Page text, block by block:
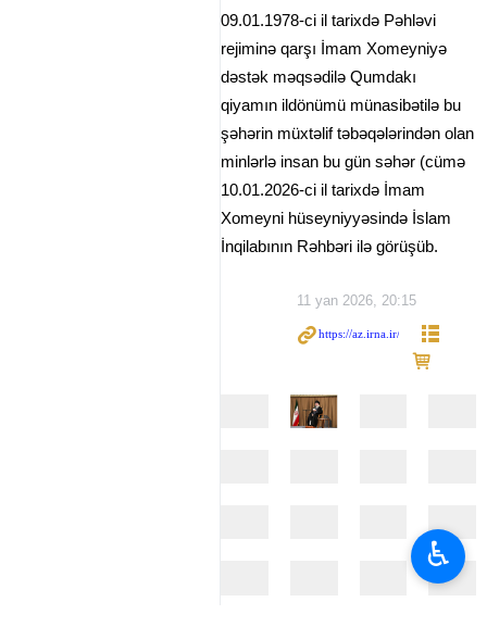
09.01.1978-ci il tarixdə Pəhləvi
rejiminə qarşı İmam Xomeyniyə
dəstək məqsədilə Qumdakı
qiyamın ildönümü münasibətilə bu
şəhərin müxtəlif təbəqələrindən olan
minlərlə insan bu gün səhər (cümə
10.01.2026-ci il tarixdə İmam
Xomeyni hüseyniyyəsində İslam
İnqilabının Rəhbəri ilə görüşüb.
11 yan 2026, 20:15
♿︎